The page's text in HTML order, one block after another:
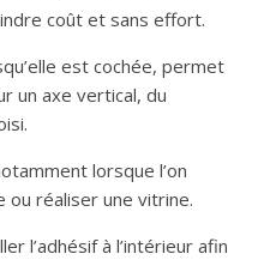
coût et sans effort.
est cochée, permet
un axe vertical, du
lorsque l’on
réaliser une vitrine.
l’adhésif à l’intérieur afin